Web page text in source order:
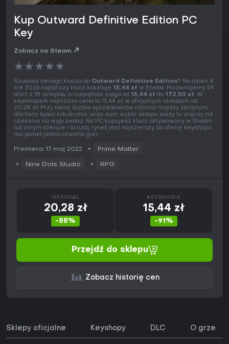
Kup Outward Definitive Edition PC
Key
Zobacz na Steam
★★★★★
Szukasz taniego klucza do Outward Definitive Edition? Na dzień 8
sie 2026 najtańszy klucz kosztuje 15,44 zł w Eneba. Porównujemy 54
ofert z 18 sklepów, a rozpiętość sięga od 15,44 zł do 172,50 zł. W
keyshopach najniższa cena to 15,44 zł, w oficjalnych sklepach od
20,28 zł. Przy takiej liczbie sprzedawców różnica między skrajnymi
ofertami bywa kilkukrotna, więc sam wybór sklepu waży tu więcej niż
czekanie na wyprzedaż. Na PC kupujesz klucz aktywowany w Steam
lub innym kliencie i to tutaj rynek jest najszerszy, bo ofertę keyshopu
ma ponad jedna czwarta gier.
Premiera: 17 maj 2022 Prime Matter
Nine Dots Studio RPG
OFFICIAL
20,28 zł
-88%
KEYSHOPS
15,44 zł
-91%
Przejdź do sklepu
Zobacz historię cen
Sklepy oficjalne Keyshopy DLC O grze